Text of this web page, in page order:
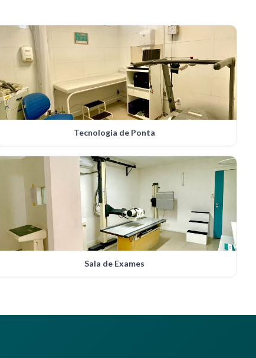
Tecnologia de Ponta
Sala de Exames